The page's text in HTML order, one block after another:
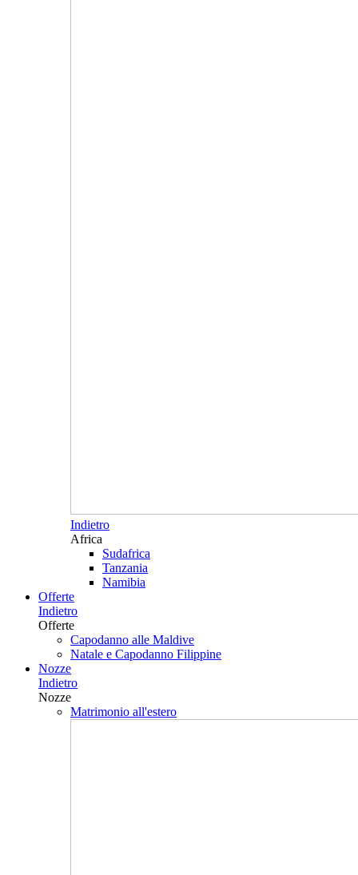
Indietro
Africa
Sudafrica
Tanzania
Namibia
Offerte
Indietro
Offerte
Capodanno alle Maldive
Natale e Capodanno Filippine
Nozze
Indietro
Nozze
Matrimonio all'estero